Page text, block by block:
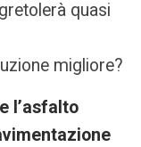
quasi
migliore?
l’asfalto